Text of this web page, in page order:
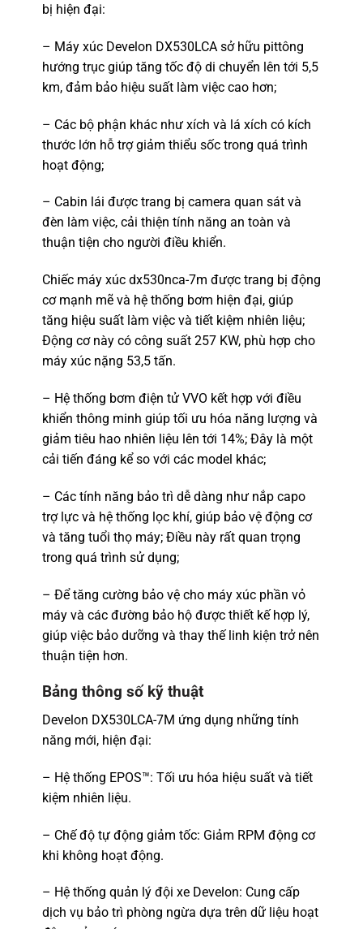
bị hiện đại:
– Máy xúc Develon DX530LCA sở hữu pittông
hướng trục giúp tăng tốc độ di chuyển lên tới 5,5
km, đảm bảo hiệu suất làm việc cao hơn;
– Các bộ phận khác như xích và lá xích có kích
thước lớn hỗ trợ giảm thiểu sốc trong quá trình
hoạt động;
– Cabin lái được trang bị camera quan sát và
đèn làm việc, cải thiện tính năng an toàn và
thuận tiện cho người điều khiển.
Chiếc máy xúc dx530nca-7m được trang bị động
cơ mạnh mẽ và hệ thống bơm hiện đại, giúp
tăng hiệu suất làm việc và tiết kiệm nhiên liệu;
Động cơ này có công suất 257 KW, phù hợp cho
máy xúc nặng 53,5 tấn.
– Hệ thống bơm điện tử VVO kết hợp với điều
khiển thông minh giúp tối ưu hóa năng lượng và
giảm tiêu hao nhiên liệu lên tới 14%; Đây là một
cải tiến đáng kể so với các model khác;
– Các tính năng bảo trì dễ dàng như nắp capo
trợ lực và hệ thống lọc khí, giúp bảo vệ động cơ
và tăng tuổi thọ máy; Điều này rất quan trọng
trong quá trình sử dụng;
– Để tăng cường bảo vệ cho máy xúc phần vỏ
máy và các đường bảo hộ được thiết kế hợp lý,
giúp việc bảo dưỡng và thay thế linh kiện trở nên
thuận tiện hơn.
Bảng thông số kỹ thuật
Develon DX530LCA-7M ứng dụng những tính
năng mới, hiện đại:
– Hệ thống EPOS™: Tối ưu hóa hiệu suất và tiết
kiệm nhiên liệu.
– Chế độ tự động giảm tốc: Giảm RPM động cơ
khi không hoạt động.
– Hệ thống quản lý đội xe Develon: Cung cấp
dịch vụ bảo trì phòng ngừa dựa trên dữ liệu hoạt